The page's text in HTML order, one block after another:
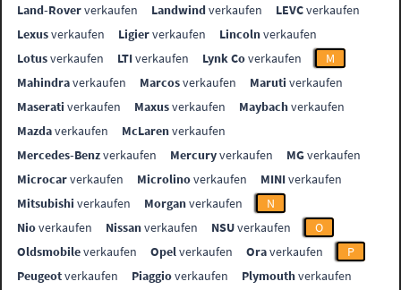
Land-Roververkaufen Landwindverkaufen LEVCverkaufen
Lexusverkaufen Ligierverkaufen Lincolnverkaufen
Lotusverkaufen LTIverkaufen Lynk Coverkaufen
M
Mahindraverkaufen Marcosverkaufen Maruti verkaufen
Maserati verkaufen Maxusverkaufen Maybachverkaufen
Mazdaverkaufen McLarenverkaufen
Mercedes-Benzverkaufen Mercuryverkaufen MGverkaufen
Microcarverkaufen Microlinoverkaufen MINIverkaufen
Mitsubishi verkaufen Morganverkaufen
N
Nioverkaufen Nissanverkaufen NSUverkaufen
O
Oldsmobileverkaufen Opelverkaufen Oraverkaufen
P
Peugeotverkaufen Piaggioverkaufen Plymouthverkaufen